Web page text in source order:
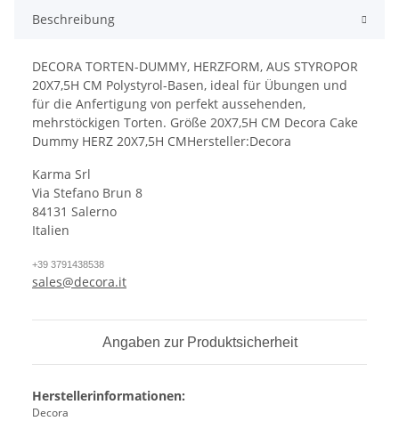
Beschreibung
DECORA TORTEN-DUMMY, HERZFORM, AUS STYROPOR
20X7,5H CM Polystyrol-Basen, ideal für Übungen und
für die Anfertigung von perfekt aussehenden,
mehrstöckigen Torten. Größe 20X7,5H CM Decora Cake
Dummy HERZ 20X7,5H CMHersteller:Decora
Karma Srl
Via Stefano Brun 8
84131 Salerno
Italien
+39 3791438538
sales@decora.it
Angaben zur Produktsicherheit
Herstellerinformationen:
Decora